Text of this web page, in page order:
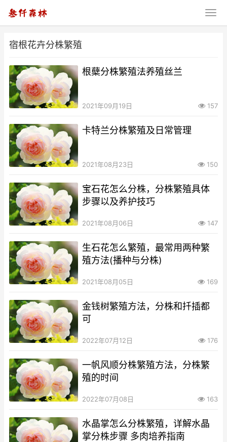
宿根花卉分株繁殖
根蘖分株繁殖法养殖丝兰
2021年09月19日 157
卡特兰分株繁殖及日常管理
2021年08月23日 150
宝石花怎么分株，分株繁殖具体
步骤以及养护技巧
2021年08月06日 147
生石花怎么繁殖，最常用两种繁
殖方法(播种与分株)
2021年08月05日 169
金钱树繁殖方法，分株和扦插都
可
2022年07月12日 176
一帆风顺分株繁殖方法，分株繁
殖的时间
2022年07月08日 163
水晶掌怎么分株繁殖，详解水晶
掌分株步骤 多肉培养指南